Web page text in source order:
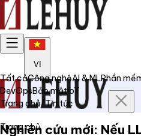
VI
Trang chủ
Tất cảCông nghệAI & MLPhần
DevOpsBảo mậtIoT
Trang chủ/Tin tức
Nghiên cứu mới: Nếu